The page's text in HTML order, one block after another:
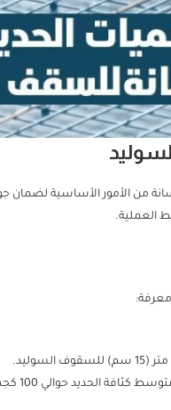
من الأمور الأساسية لضمان
العملية.
100 كجم/متر مكعب من الخرسانة.